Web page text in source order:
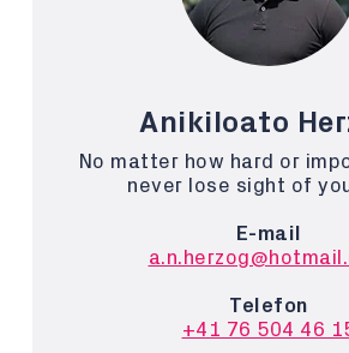
Anikiloato
No matter how hard or
never lose sight of
E-mail
Telefon
+41 76 504 46